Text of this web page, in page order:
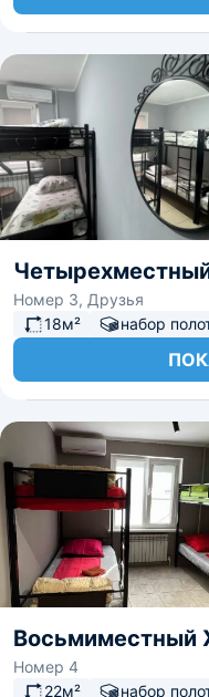
Номер 3, Друзья
18м²
набор
Восьмиместный
Номер 4
22м²
набор